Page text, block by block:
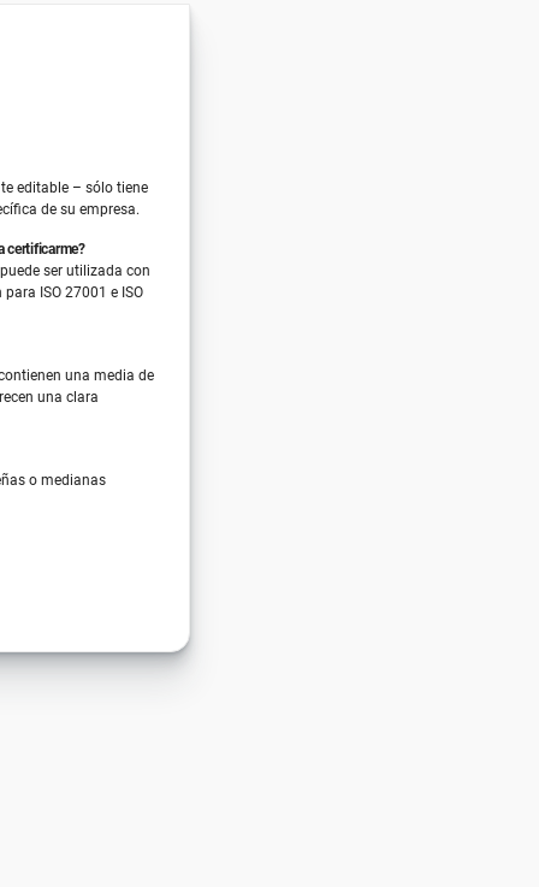
editable – sólo tiene
de su empresa.
certificarme?
ser utilizada con
ISO 27001 e ISO
una media de
una clara
o medianas